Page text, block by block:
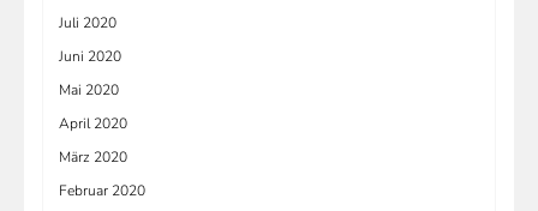
Juli 2020
Juni 2020
Mai 2020
April 2020
März 2020
Februar 2020